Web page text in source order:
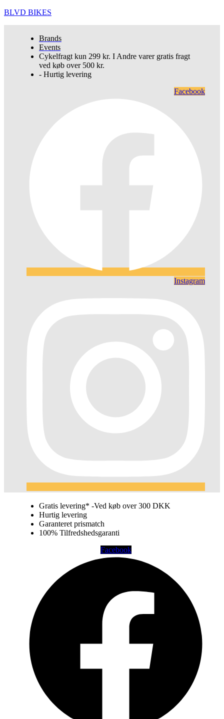
BLVD BIKES
Brands
Events
Cykelfragt kun 299 kr. I Andre varer gratis fragt
ved køb over 500 kr.
- Hurtig levering
Facebook
Instagram
Gratis levering* -Ved køb over 300 DKK
Hurtig levering
Garanteret prismatch
100% Tilfredshedsgaranti
Facebook